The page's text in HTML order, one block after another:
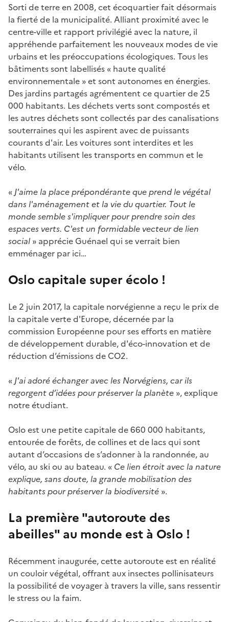
Sorti de terre en 2008, cet écoquartier fait désormais
la fierté de la municipalité. Alliant proximité avec le
centre-ville et rapport privilégié avec la nature, il
appréhende parfaitement les nouveaux modes de vie
urbains et les préoccupations écologiques. Tous les
bâtiments sont labellisés « haute qualité
environnementale » et sont autonomes en énergies.
Des jardins partagés agrémentent ce quartier de 25
000 habitants. Les déchets verts sont compostés et
les autres déchets sont collectés par des canalisations
souterraines qui les aspirent avec de puissants
courants d'air. Les voitures sont interdites et les
habitants utilisent les transports en commun et le
vélo.
« J'aime la place prépondérante que prend le végétal
dans l'aménagement et la vie du quartier. Tout le
monde semble s'impliquer pour prendre soin des
espaces verts. C'est un formidable vecteur de lien
social » apprécie Guénael qui se verrait bien
emménager par ici…
Oslo capitale super écolo !
Le 2 juin 2017, la capitale norvégienne a reçu le prix de
la capitale verte d'Europe, décernée par la
commission Européenne pour ses efforts en matière
de développement durable, d'éco-innovation et de
réduction d’émissions de CO2.
« J'ai adoré échanger avec les Norvégiens, car ils
regorgent d’idées pour préserver la planète », explique
notre étudiant.
Oslo est une petite capitale de 660 000 habitants,
entourée de forêts, de collines et de lacs qui sont
autant d’occasions de s’adonner à la randonnée, au
vélo, au ski ou au bateau. « Ce lien étroit avec la nature
explique, sans doute, la grande mobilisation des
habitants pour préserver la biodiversité ».
La première "autoroute des
abeilles" au monde est à Oslo !
Récemment inaugurée, cette autoroute est en réalité
un couloir végétal, offrant aux insectes pollinisateurs
la possibilité de voyager à travers la ville, sans ressentir
le stress ou la faim.